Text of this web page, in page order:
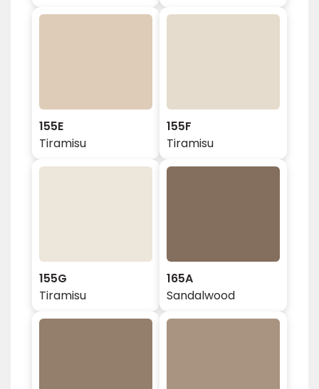
155E
Tiramisu
155F
Tiramisu
155G
Tiramisu
165A
Sandalwood